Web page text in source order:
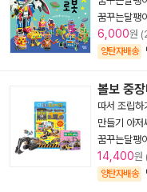
꿈꾸는달팽
6,000원
양탄자배송
볼보 중
따서 조립하
만들기 아저
꿈꾸는달팽
14,400원
양탄자배송